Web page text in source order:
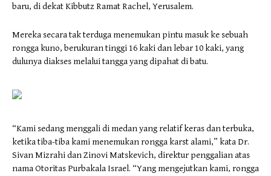
baru, di dekat Kibbutz Ramat Rachel, Yerusalem.
Mereka secara tak terduga menemukan pintu masuk ke sebuah
rongga kuno, berukuran tinggi 16 kaki dan lebar 10 kaki, yang
dulunya diakses melalui tangga yang dipahat di batu.
“Kami sedang menggali di medan yang relatif keras dan terbuka,
ketika tiba-tiba kami menemukan rongga karst alami,” kata Dr.
Sivan Mizrahi dan Zinovi Matskevich, direktur penggalian atas
nama Otoritas Purbakala Israel. “Yang mengejutkan kami, rongga